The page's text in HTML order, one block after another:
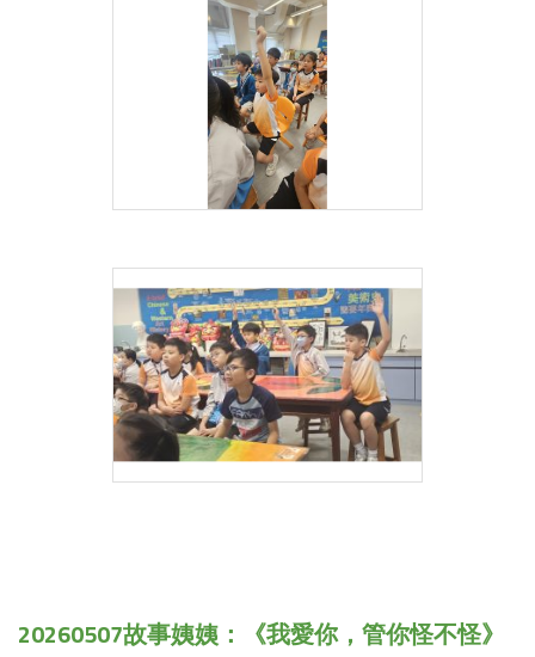
20260507故事姨姨：《我愛你，管你怪不怪》